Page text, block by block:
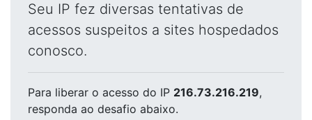
Seu IP fez diversas tentativas de
acessos suspeitos a sites hospedados
conosco.
Para liberar o acesso do IP 216.73.216.219,
responda ao desafio abaixo.